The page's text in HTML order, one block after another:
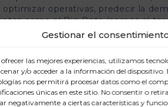
Gestionar el
las mejores experiencias, utilizamos
y/o acceder a la información del dispositivo.
nos permitirá procesar datos como el
únicas en este sitio. No consentir o
negativamente a ciertas características y
operativas, predecir la
como el Big Data (somos el
la logística inversa también son
y permiten acercar la
su casa: actualmente
Aranda.